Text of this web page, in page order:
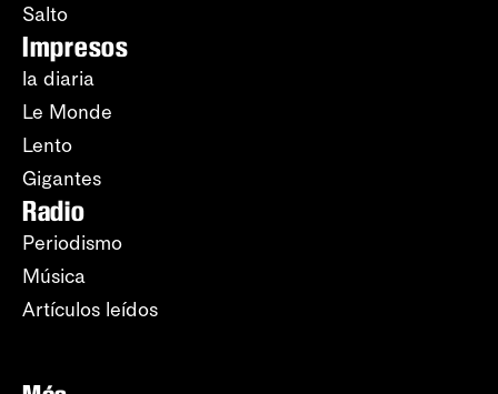
Salto
Impresos
la diaria
Le Monde
Lento
Gigantes
Radio
Periodismo
Música
Artículos leídos